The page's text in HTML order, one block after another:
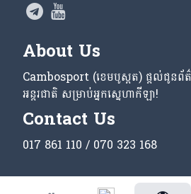
About Us
Cambosport (ខេមបូស្ពត) ផ្តល់ជូនព័
អន្តរជាតិ សម្រាប់អ្នកស្នេហាកីឡា!
Contact Us
017 861 110 / 070 323 168